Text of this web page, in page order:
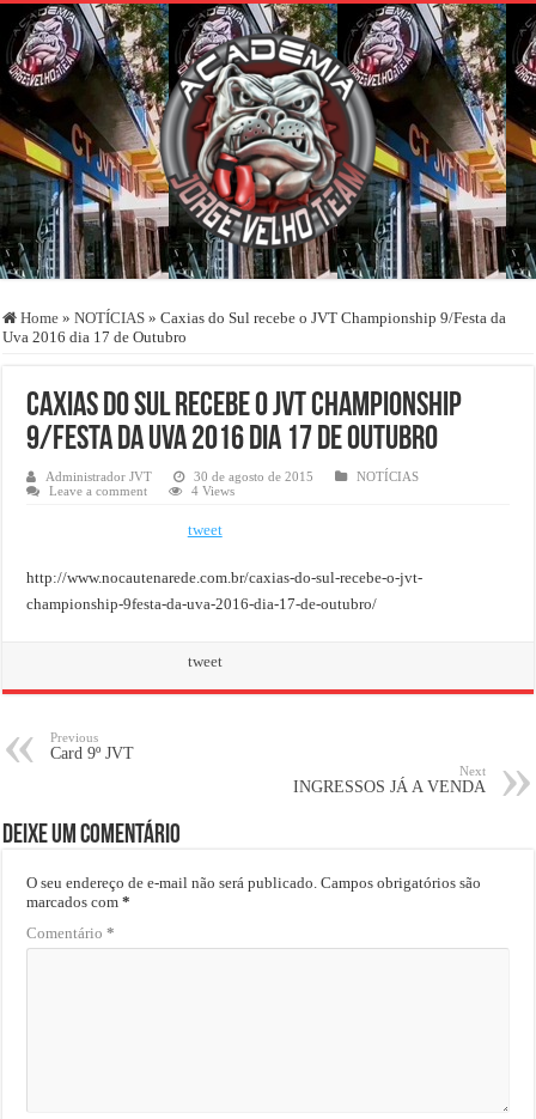
Home » NOTÍCIAS » Caxias do Sul recebe o JVT Championship 9/Festa da
Uva 2016 dia 17 de Outubro
Caxias do Sul recebe o JVT Championship
9/Festa da Uva 2016 dia 17 de Outubro
Administrador JVT 30 de agosto de 2015
NOTÍCIAS
Leave a comment
4 Views
tweet
http://www.nocautenarede.com.br/caxias-do-sul-recebe-o-jvt-
championship-9festa-da-uva-2016-dia-17-de-outubro/
tweet
Previous
Card 9º JVT
Next
INGRESSOS JÁ A VENDA
Deixe um comentário
O seu endereço de e-mail não será publicado. Campos obrigatórios são
marcados com*
Comentário*